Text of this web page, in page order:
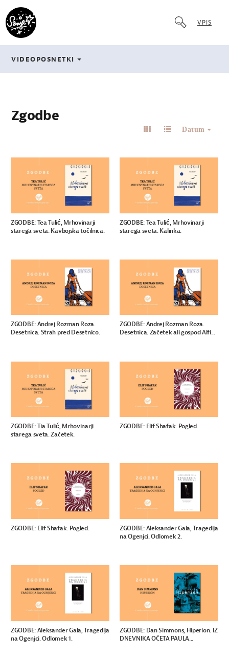
VPIS
VIDEOPOSNETKI
Zgodbe
Datum
ZGODBE: Tea Tulić, Mrhovinarji
starega sveta. Kavbojska točilnica.
ZGODBE: Tea Tulić, Mrhovinarji
starega sveta. Kalinka.
ZGODBE: Andrej Rozman Roza.
Desetnica. Strah pred Desetnico.
ZGODBE: Andrej Rozman Roza.
Desetnica. Začetek ali gospod Alfi...
ZGODBE: Tia Tulić, Mrhovinarji
starega sveta. Začetek.
ZGODBE: Elif Shafak. Pogled.
ZGODBE: Elif Shafak. Pogled.
ZGODBE: Aleksander Gala, Tragedija
na Ogenjci. Odlomek 2.
ZGODBE: Aleksander Gala, Tragedija
na Ogenjci. Odlomek 1.
ZGODBE: Dan Simmons, Hiperion. IZ
DNEVNIKA OČETA PAULA...